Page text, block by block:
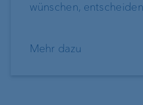
wünschen,
Mehr dazu